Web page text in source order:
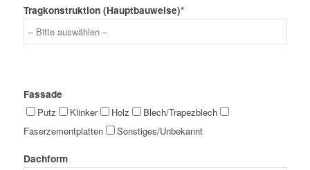
Tragkonstruktion (Hauptbauweise)*
Fassade
Putz
Klinker Holz
Blech/Trapezblech
Faserzementplatten
Sonstiges/Unbekannt
Dachform